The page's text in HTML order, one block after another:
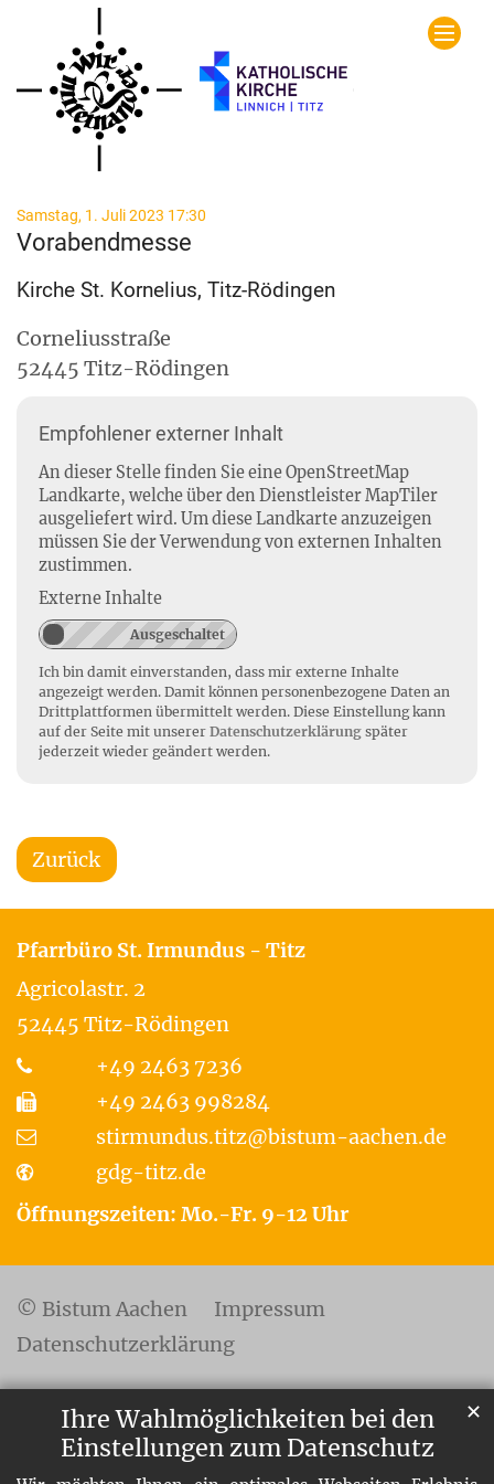
Ihre Wahlmöglichkeiten bei den
Einstellungen zum Datenschutz
✕
Zum Inhalt springen
Samstag, 1. Juli 2023 17:30
Vorabendmesse
Kirche St. Kornelius, Titz-Rödingen
Corneliusstraße
52445 Titz-Rödingen
Empfohlener externer Inhalt
An dieser Stelle finden Sie eine OpenStreetMap
Landkarte, welche über den Dienstleister MapTiler
ausgeliefert wird. Um diese Landkarte anzuzeigen
müssen Sie der Verwendung von externen Inhalten
zustimmen.
Externe Inhalte
Ich bin damit einverstanden, dass mir externe Inhalte
angezeigt werden. Damit können personenbezogene Daten an
Drittplattformen übermittelt werden. Diese Einstellung kann
auf der Seite mit unserer Datenschutzerklärung später
jederzeit wieder geändert werden.
Zurück
Pfarrbüro St. Irmundus - Titz
Agricolastr. 2
52445 Titz-Rödingen
+49 2463 7236
+49 2463 998284
stirmundus.titz@bistum-aachen.de
gdg-titz.de
Öffnungszeiten: Mo.-Fr. 9-12 Uhr
© Bistum Aachen
Impressum
Datenschutzerklärung